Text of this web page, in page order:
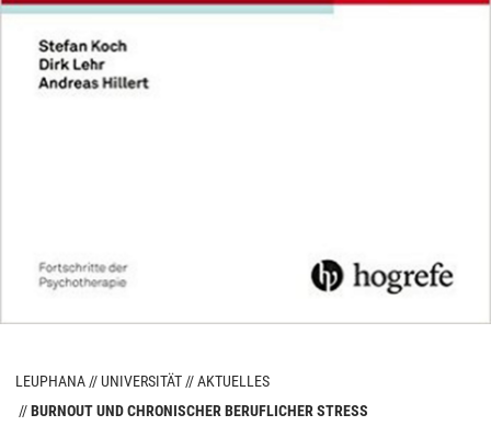
LEUPHANA UNIVERSITÄT
AKTUELLES
BURNOUT UND CHRONISCHER BERUFLICHER STRESS